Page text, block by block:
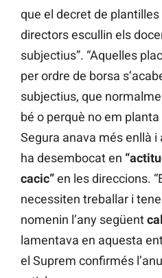
que el decret de
directors escullin els
subjectius”. “Aquelles
per ordre de borsa
subjectius, que
bé o perquè no em planta
Segura anava més enllà
ha desembocat en
cacic”en les direccions.
necessiten treballar i
nomenin l’any següent
lamentava en aquesta
el Suprem confirmés